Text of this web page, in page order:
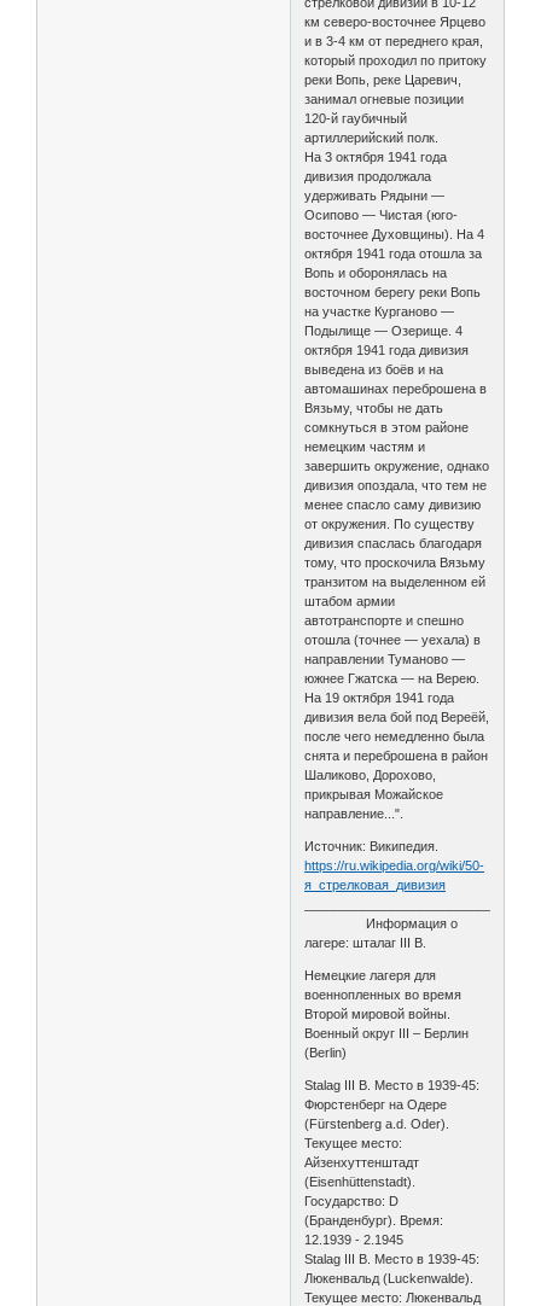
км северо-восточнее Ярцево
и в 3-4 км от переднего края,
который проходил по притоку
реки Вопь, реке Царевич,
занимал огневые позиции
120-й гаубичный
артиллерийский полк.
На 3 октября 1941 года
дивизия продолжала
удерживать Рядыни —
Осипово — Чистая (юго-
восточнее Духовщины). На 4
октября 1941 года отошла за
Вопь и оборонялась на
восточном берегу реки Вопь
на участке Курганово —
Подылище — Озерище. 4
октября 1941 года дивизия
выведена из боёв и на
автомашинах переброшена в
Вязьму, чтобы не дать
сомкнуться в этом районе
немецким частям и
завершить окружение, однако
дивизия опоздала, что тем не
менее спасло саму дивизию
от окружения. По существу
дивизия спаслась благодаря
тому, что проскочила Вязьму
транзитом на выделенном ей
штабом армии
автотранспорте и спешно
отошла (точнее — уехала) в
направлении Туманово —
южнее Гжатска — на Верею.
На 19 октября 1941 года
дивизия вела бой под Вереёй,
после чего немедленно была
снята и переброшена в район
Шаликово, Дорохово,
прикрывая Можайское
направление...".
Источник: Википедия.
https://ru.wikipedia.org/wiki/50-
я_стрелковая_дивизия
Информация о
лагере: шталаг III B.
Немецкие лагеря для
военнопленных во время
Второй мировой войны.
Военный округ III – Берлин
(Berlin)
Stalag III B. Место в 1939-45:
Фюрстенберг на Одере
(Fürstenberg a.d. Oder).
Текущее место:
Айзенхуттенштадт
(Eisenhüttenstadt).
Государство: D
(Бранденбург). Время:
12.1939 - 2.1945
Stalag III B. Место в 1939-45:
Люкенвальд (Luckenwalde).
Текущее место: Люкенвальд